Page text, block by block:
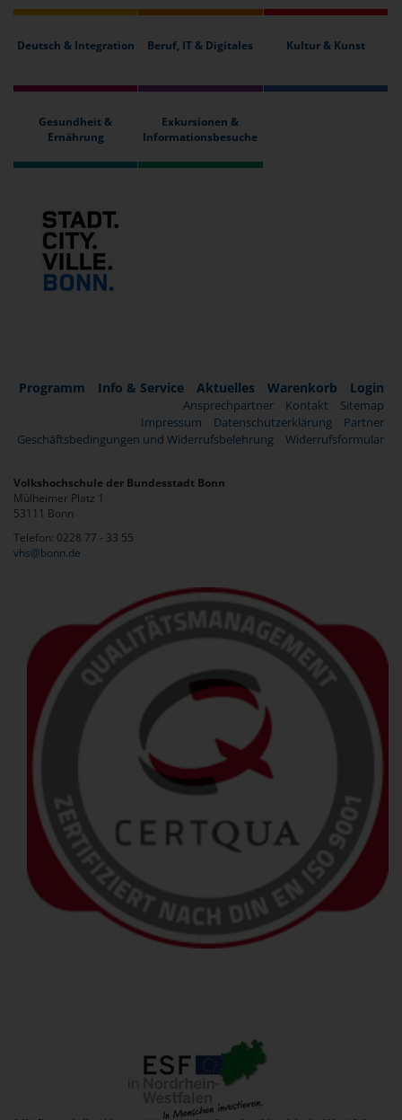
Deutsch & Integration Beruf, IT & Digitales Kultur & Kunst
Gesundheit &
Ernährung
Exkursionen &
Informationsbesuche
Programm Info & Service Aktuelles Warenkorb Login
Ansprechpartner Kontakt
Sitemap
Impressum
Datenschutzerklärung
Partner
Geschäftsbedingungen und Widerrufsbelehrung
Widerrufsformular
Volkshochschule der Bundesstadt Bonn
Mülheimer Platz 1
53111 Bonn
Telefon: 0228 77 - 33 55
vhs@bonn.de